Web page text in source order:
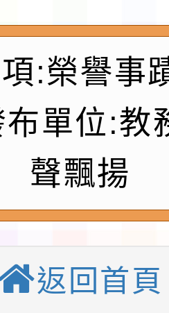
土語及新住民
各1份
教育專業人
通訊傳播委員
防空）演習－
行計畫」
融知識線上
學年度第1學
理後續甄選)
園市115學年
點」1份
學年度學生
案
補助參觀特色
:榮譽事
單位:教
聲飄揚
返回首頁